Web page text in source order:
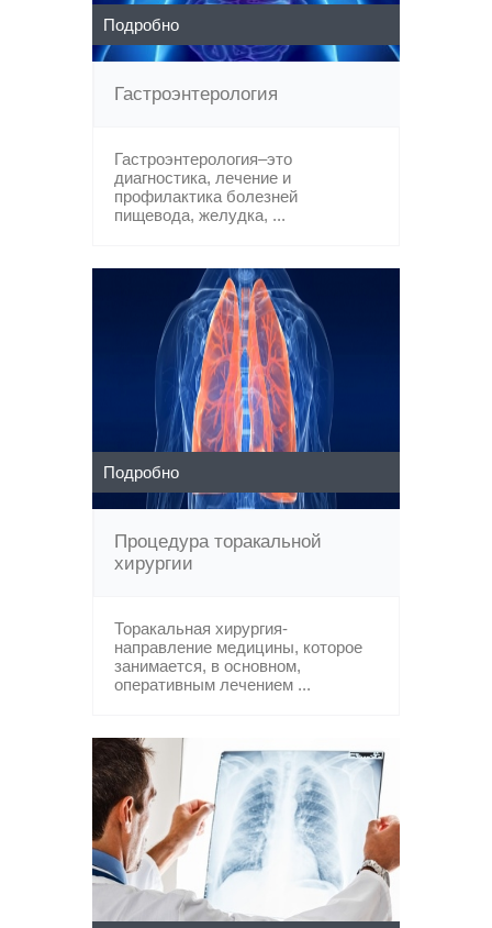
Подробно
Гастроэнтерология
Гастроэнтерология–это
диагностика, лечение и
профилактика болезней
пищевода, желудка, ...
Подробно
Процедура торакальной
хирургии
Торакальная хирургия-
направление медицины, которое
занимается, в основном,
оперативным лечением ...